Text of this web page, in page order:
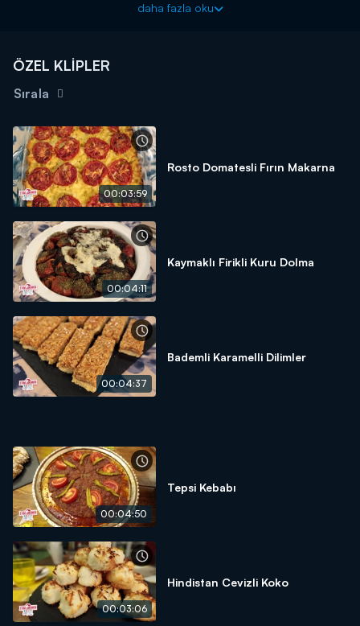
1 Avuç Maydanoz
1 Çay Kaşığı Tuz
1 Çay Kaşığı Pul Biber
1 Adet Limon
Tahin Sos:
4 Yemek Kaşığı Tahin
1 Diş Sarımsak
Yarım Limon Suyu
daha fazla oku
ÖZEL KLİPLER
Sırala
00:03:59
Rosto Domatesli Fırın Makarna
00:04:11
Kaymaklı Firikli Kuru Dolma
00:04:37
Bademli Karamelli Dilimler
00:04:50
Tepsi Kebabı
00:03:06
Hindistan Cevizli Koko